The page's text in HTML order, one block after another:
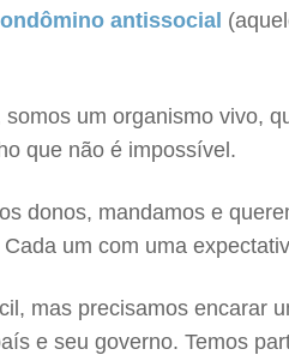
antissocial
um organismo vivo,
que não é impossível.
donos, mandamos e
um com uma
mas precisamos encarar
e seu governo. Temos